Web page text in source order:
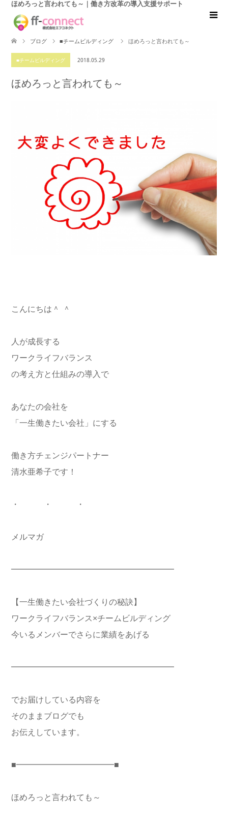
ほめろっと言われても～｜働き方改革の導入支援サポート
ブログ ■チームビルディング ほめろっと言われても～
■チームビルディング 2018.05.29
ほめろっと言われても～
こんにちは＾ ＾
人が成長する
ワークライフバランス
の考え方と仕組みの導入で
あなたの会社を
「一生働きたい会社」にする
働き方チェンジパートナー
清水亜希子です！
・ ・ ・
メルマガ
━━━━━━━━━━━━━━━━━━━━
【一生働きたい会社づくりの秘訣】
ワークライフバランス×チームビルディング
今いるメンバーでさらに業績をあげる
━━━━━━━━━━━━━━━━━━━━
でお届けしている内容を
そのままブログでも
お伝えしています。
■━━━━━━━━━━━━■
ほめろっと言われても～